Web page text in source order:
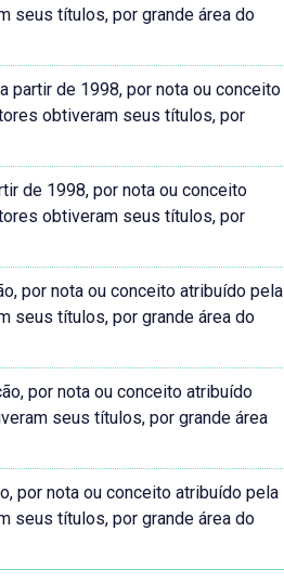
seus títulos, por grande área do
partir de 1998, por nota ou conceito
obtiveram seus títulos, por
de 1998, por nota ou conceito
obtiveram seus títulos, por
por nota ou conceito atribuído pela
seus títulos, por grande área do
por nota ou conceito atribuído
seus títulos, por grande área
por nota ou conceito atribuído pela
seus títulos, por grande área do